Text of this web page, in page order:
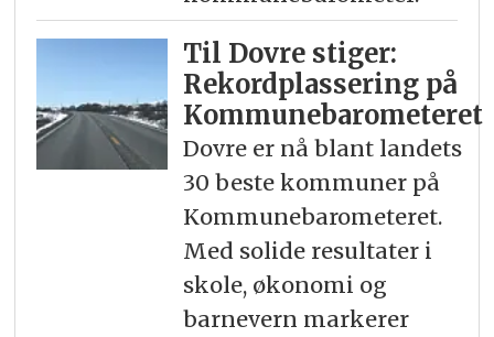
Til Dovre stiger:
Rekord­plassering på
Kommunebarometeret
Dovre er nå blant landets
30 beste kommuner på
Kommunebarometeret.
Med solide resultater i
skole, økonomi og
barnevern markerer